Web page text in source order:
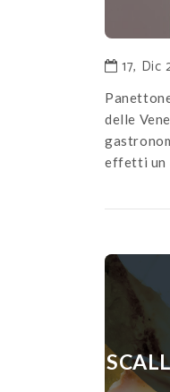
17, Dic
delle
effetti un